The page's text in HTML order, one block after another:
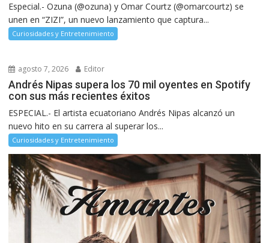
Especial.- Ozuna (@ozuna) y Omar Courtz (@omarcourtz) se
unen en “ZIZI”, un nuevo lanzamiento que captura...
Curiosidades y Entretenimiento
agosto 7, 2026 Editor
Andrés Nipas supera los 70 mil oyentes en Spotify
con sus más recientes éxitos
ESPECIAL.- El artista ecuatoriano Andrés Nipas alcanzó un
nuevo hito en su carrera al superar los...
Curiosidades y Entretenimiento